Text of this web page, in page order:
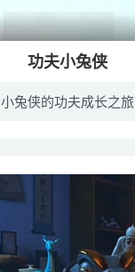
功夫小兔侠
小兔侠的功夫成长之旅